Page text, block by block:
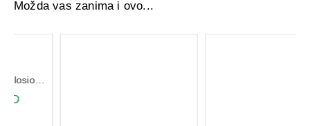
Možda vas zanima i ovo...